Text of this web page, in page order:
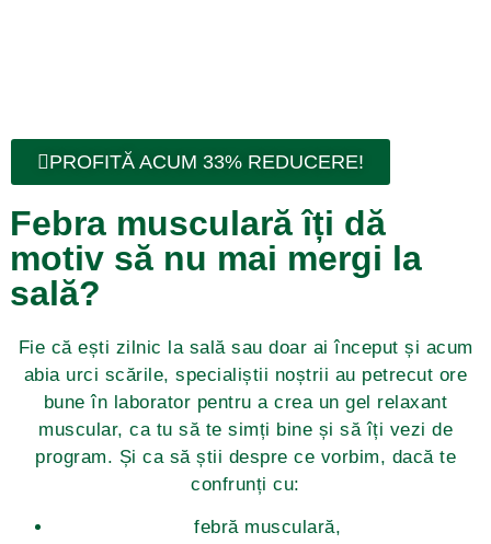
PROFITĂ ACUM 33% REDUCERE!
Febra musculară îți dă
motiv să nu mai mergi la
sală?
Fie că ești zilnic la sală sau doar ai început și acum
abia urci scările, specialiștii noștrii au petrecut ore
bune în laborator pentru a crea un gel relaxant
muscular, ca tu să te simți bine și să îți vezi de
program. Și ca să știi despre ce vorbim, dacă te
confrunți cu:
febră musculară,